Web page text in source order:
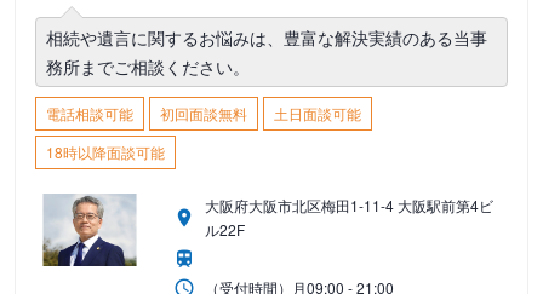
相続や遺言に関するお悩みは、豊富な解決実績のある当事
務所までご相談ください。
電話相談可能 初回面談無料
土日面談可能
18時以降面談可能
大阪府大阪市北区梅田1-11-4 大阪駅前第4ビ
ル22F
（受付時間） 月09:00 - 21:00